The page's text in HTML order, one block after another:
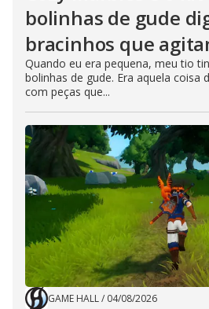
bolinhas de gude
bracinhos que
Quando eu era pequena, meu tio
bolinhas de gude. Era aquela coisa
com peças que...
GAME HALL/ 04/08/2026